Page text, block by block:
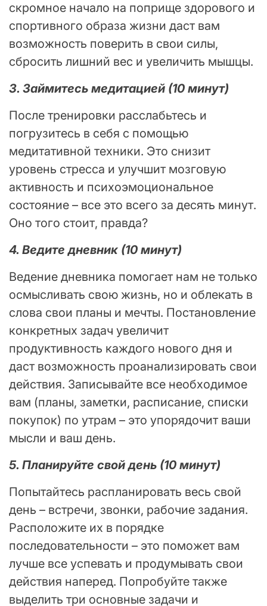
скромное начало на поприще здорового и
спортивного образа жизни даст вам
возможность поверить в свои силы,
сбросить лишний вес и увеличить мышцы.
3. Займитесь медитацией (10 минут)
После тренировки расслабьтесь и
погрузитесь в себя с помощью
медитативной техники. Это снизит
уровень стресса и улучшит мозговую
активность и психоэмоциональное
состояние – все это всего за десять минут.
Оно того стоит, правда?
4. Ведите дневник (10 минут)
Ведение дневника помогает нам не только
осмысливать свою жизнь, но и облекать в
слова свои планы и мечты. Постановление
конкретных задач увеличит
продуктивность каждого нового дня и
даст возможность проанализировать свои
действия. Записывайте все необходимое
вам (планы, заметки, расписание, списки
покупок) по утрам – это упорядочит ваши
мысли и ваш день.
5. Планируйте свой день (10 минут)
Попытайтесь распланировать весь свой
день – встречи, звонки, рабочие задания.
Расположите их в порядке
последовательности – это поможет вам
лучше все успевать и продумывать свои
действия наперед. Попробуйте также
выделить три основные задачи и